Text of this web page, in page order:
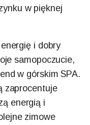
w pięknej
i dobry
samopoczucie,
w górskim SPA.
zaprocentuje
energią i
zimowe